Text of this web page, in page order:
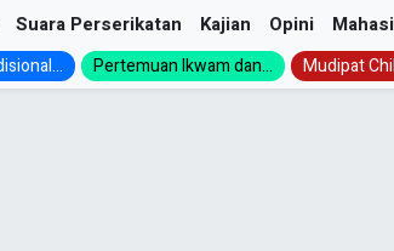
Suara Perserikatan Kajian Opini
Pertemuan Ikwam dan... Mudipat